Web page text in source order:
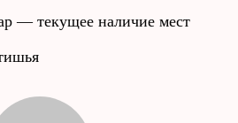
— текущее наличие мест